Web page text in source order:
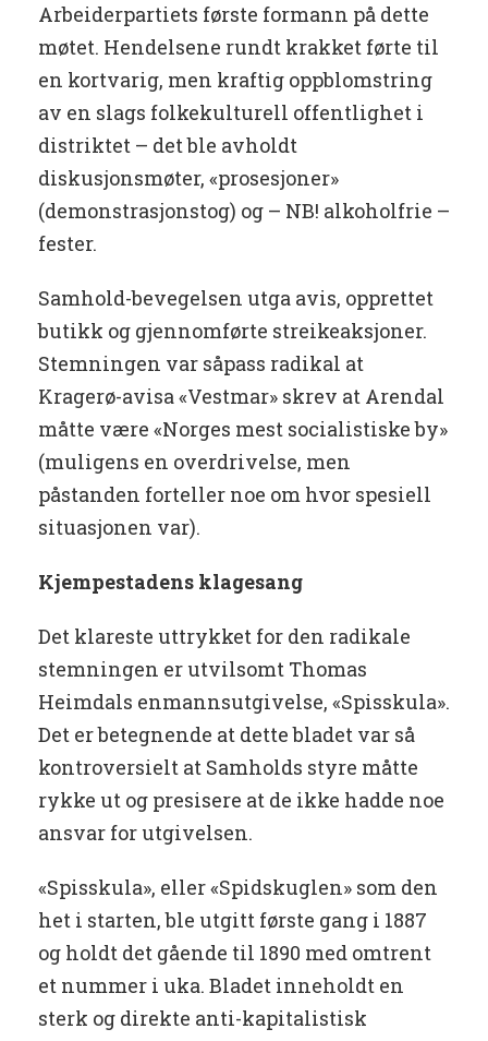
Arbeiderpartiets første formann på dette
møtet. Hendelsene rundt krakket førte til
en kortvarig, men kraftig oppblomstring
av en slags folkekulturell offentlighet i
distriktet – det ble avholdt
diskusjonsmøter, «prosesjoner»
(demonstrasjonstog) og – NB! alkoholfrie –
fester.
Samhold-bevegelsen utga avis, opprettet
butikk og gjennomførte streikeaksjoner.
Stemningen var såpass radikal at
Kragerø-avisa «Vestmar» skrev at Arendal
måtte være «Norges mest socialistiske by»
(muligens en overdrivelse, men
påstanden forteller noe om hvor spesiell
situasjonen var).
Kjempestadens klagesang
Det klareste uttrykket for den radikale
stemningen er utvilsomt Thomas
Heimdals enmannsutgivelse, «Spisskula».
Det er betegnende at dette bladet var så
kontroversielt at Samholds styre måtte
rykke ut og presisere at de ikke hadde noe
ansvar for utgivelsen.
«Spisskula», eller «Spidskuglen» som den
het i starten, ble utgitt første gang i 1887
og holdt det gående til 1890 med omtrent
et nummer i uka. Bladet inneholdt en
sterk og direkte anti-kapitalistisk